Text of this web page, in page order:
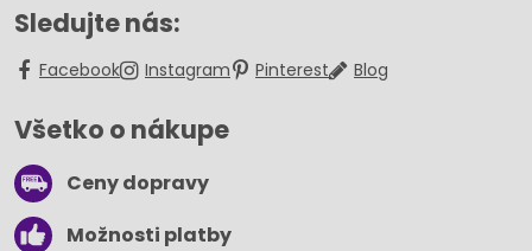
Sledujte nás:
Facebook Instagram Pinterest Blog
Všetko o nákupe
Ceny dopravy
Možnosti platby